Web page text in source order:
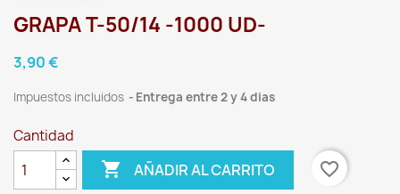
GRAPA T-50/14 -1000 UD-
3,90 €
Impuestos incluidos Entrega entre 2 y 4 dias
Cantidad
 AÑADIR AL CARRITO
favorite_border